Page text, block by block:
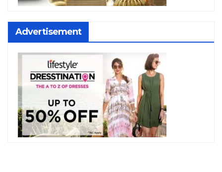
Advertisement